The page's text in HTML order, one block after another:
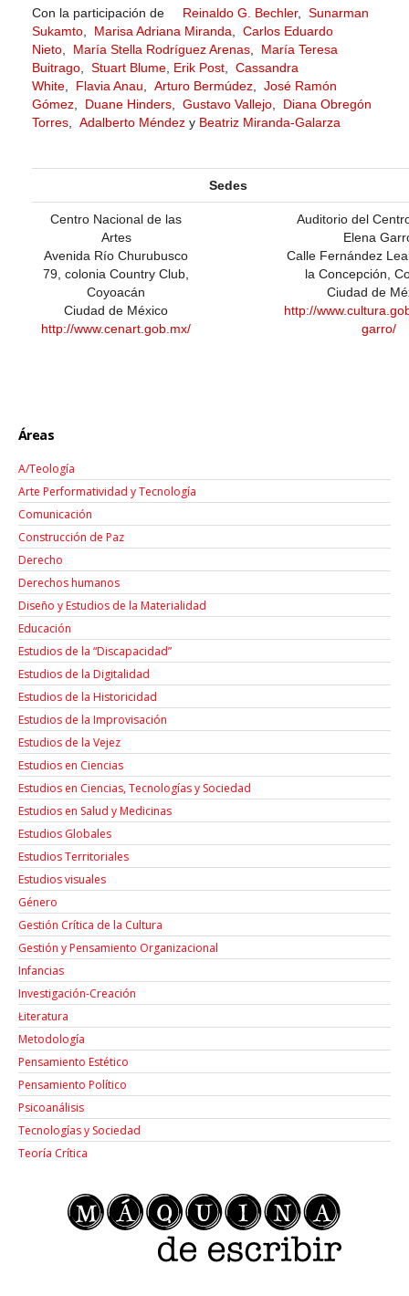
Con la participación de Reinaldo G. Bechler, Sunarman
Sukamto
Marisa Adriana Miranda
Carlos Eduardo
Nieto
María Stella Rodríguez Arenas
María Teresa
Buitrago
Stuart Blume Erik Post
Cassandra
White
Flavia Anau Arturo Bermúdez
José Ramón
Gómez
Duane Hinders Gustavo Vallejo
Diana Obregón
Torres
Adalberto Méndez y Beatriz Miranda-Galarza
Sedes
Centro Nacional de las
Artes
Avenida Río Churubusco
79, colonia Country Club,
Coyoacán
Ciudad de México
http://www.cenart.gob.mx/
Auditorio del
Elena
Calle Fernández
la Concepción,
Ciudad de
http://
garro/
Áreas
A/Teología
Arte Performatividad y Tecnología
Comunicación
Construcción de Paz
Derecho
Derechos humanos
Diseño y Estudios de la Materialidad
Educación
Estudios de la “Discapacidad”
Estudios de la Digitalidad
Estudios de la Historicidad
Estudios de la Improvisación
Estudios de la Vejez
Estudios en Ciencias
Estudios en Ciencias, Tecnologías y Sociedad
Estudios en Salud y Medicinas
Estudios Globales
Estudios Territoriales
Estudios visuales
Género
Gestión Crítica de la Cultura
Gestión y Pensamiento Organizacional
Infancias
Investigación-Creación
Łiteratura
Metodología
Pensamiento Estético
Pensamiento Político
Psicoanálisis
Tecnologías y Sociedad
Teoría Crítica